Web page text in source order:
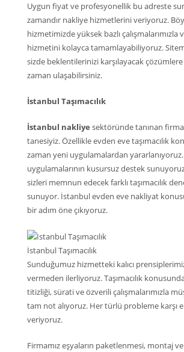
Uygun fiyat ve profesyonellik bu adreste
zamandır nakliye hizmetlerini veriyoruz.
hizmetimizde yüksek bazlı
hizmetini kolayca tamamlayabiliyoruz.
sizde beklentilerinizi karşılayacak
zaman ulaşabilirsiniz.
İstanbul Taşımacılık
İstanbul nakliye sektöründe tanınan
tanesiyiz. Özellikle evden eve taşımacılık
zaman yeni uygulamalardan
uygulamalarının kusursuz destek
sizleri memnun edecek farklı taşımacılık
sunuyor. İstanbul evden eve nakliyat
bir adım öne çıkıyoruz.
İstanbul Taşımacılık
Sunduğumuz hizmetteki kalıcı
vermeden ilerliyoruz. Taşımacılık
titizliği, sürati ve özverili çalışmalarımızla
tam not alıyoruz. Her türlü probleme karşı
veriyoruz.
Firmamız eşyaların paketlenmesi, montaj